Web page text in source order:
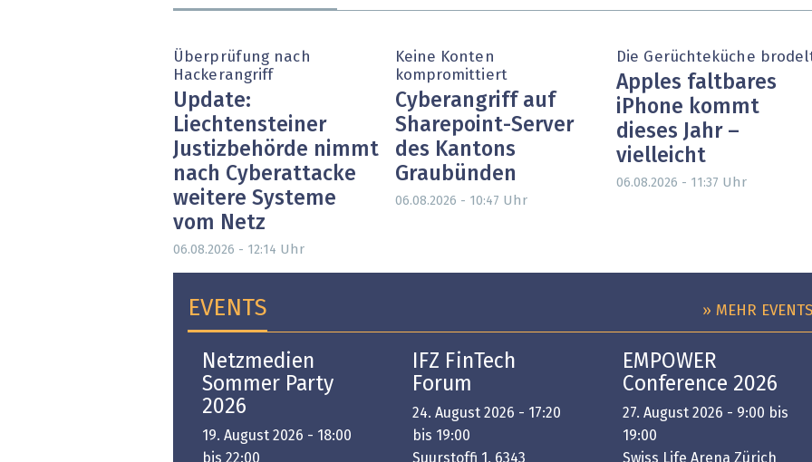
Überprüfung nach
Hackerangriff
Update:
Liechtensteiner
Justizbehörde nimmt
nach Cyberattacke
weitere Systeme
vom Netz
06.08.2026 - 12:14 Uhr
Keine Konten
kompromittiert
Cyberangriff auf
Sharepoint-Server
des Kantons
Graubünden
06.08.2026 - 10:47 Uhr
Die Gerüchteküche
Apples faltbares
iPhone kommt
dieses Jahr –
vielleicht
06.08.2026 - 11:37 Uhr
EVENTS » MEHR EVENTS
Netzmedien
Sommer Party
2026
19. August 2026 - 18:00
bis 22:00
IFZ FinTech
Forum
24. August 2026 - 17:20
bis 19:00
Suurstoffi 1, 6343
EMPOWER
Conference 2026
27. August 2026 - 9:00 bis
19:00
Swiss Life Arena Zürich